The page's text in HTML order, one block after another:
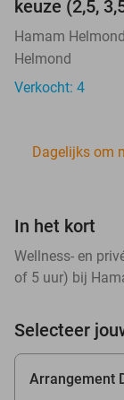
keuze (2,5,
Hamam Helmond
Helmond
Verkocht: 4
Dagelijks om
In het kort
Wellness- en
of 5 uur) bij
Selecteer
Arrangement